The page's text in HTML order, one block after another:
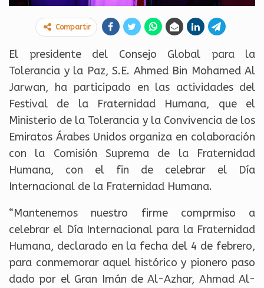
Compartir
El presidente del Consejo Global para la
Tolerancia y la Paz, S.E. Ahmed Bin Mohamed Al
Jarwan, ha participado en las actividades del
Festival de la Fraternidad Humana, que el
Ministerio de la Tolerancia y la Convivencia de los
Emiratos Árabes Unidos organiza en colaboración
con la Comisión Suprema de la Fraternidad
Humana, con el fin de celebrar el Día
Internacional de la Fraternidad Humana.
“Mantenemos nuestro firme comprmiso a
celebrar el Día Internacional para la Fraternidad
Humana, declarado en la fecha del 4 de febrero,
para conmemorar aquel histórico y pionero paso
dado por el Gran Imán de Al-Azhar, Ahmad Al-